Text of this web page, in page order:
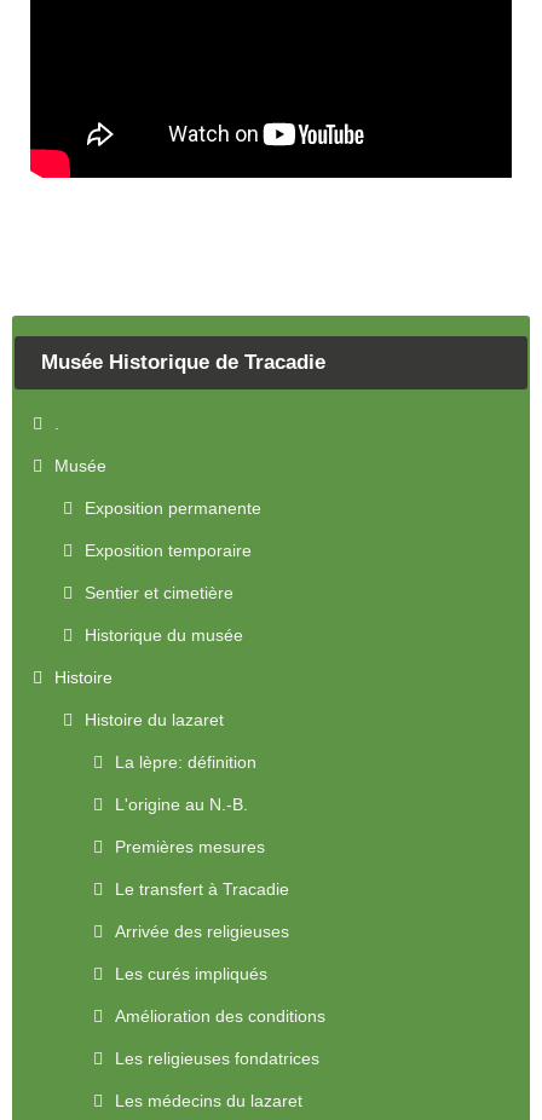
Musée Historique de Tracadie
Musée
Exposition permanente
Exposition temporaire
Sentier et cimetière
Historique du musée
Histoire
Histoire du lazaret
La lèpre: définition
L'origine au N.-B.
Premières mesures
Le transfert à Tracadie
Arrivée des religieuses
Les curés impliqués
Amélioration des conditions
Les religieuses fondatrices
Les médecins du lazaret